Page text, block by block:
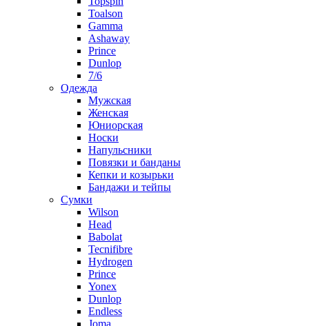
Toalson
Gamma
Ashaway
Prince
Dunlop
7/6
Одежда
Мужская
Женская
Юниорская
Носки
Напульсники
Повязки и банданы
Кепки и козырьки
Бандажи и тейпы
Сумки
Wilson
Head
Babolat
Tecnifibre
Hydrogen
Prince
Yonex
Dunlop
Endless
Joma